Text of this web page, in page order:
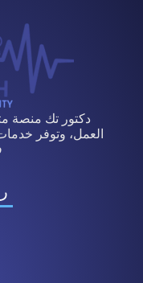
دكتور تك منصة
العمل، وتوفر